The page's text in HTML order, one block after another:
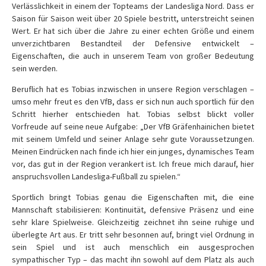
Verlässlichkeit in einem der Topteams der Landesliga Nord. Dass er
Saison für Saison weit über 20 Spiele bestritt, unterstreicht seinen
Wert. Er hat sich über die Jahre zu einer echten Größe und einem
unverzichtbaren Bestandteil der Defensive entwickelt –
Eigenschaften, die auch in unserem Team von großer Bedeutung
sein werden.
Beruflich hat es Tobias inzwischen in unsere Region verschlagen –
umso mehr freut es den VfB, dass er sich nun auch sportlich für den
Schritt hierher entschieden hat. Tobias selbst blickt voller
Vorfreude auf seine neue Aufgabe: „Der VfB Gräfenhainichen bietet
mit seinem Umfeld und seiner Anlage sehr gute Voraussetzungen.
Meinen Eindrücken nach finde ich hier ein junges, dynamisches Team
vor, das gut in der Region verankert ist. Ich freue mich darauf, hier
anspruchsvollen Landesliga-Fußball zu spielen.“
Sportlich bringt Tobias genau die Eigenschaften mit, die eine
Mannschaft stabilisieren: Kontinuität, defensive Präsenz und eine
sehr klare Spielweise. Gleichzeitig zeichnet ihn seine ruhige und
überlegte Art aus. Er tritt sehr besonnen auf, bringt viel Ordnung in
sein Spiel und ist auch menschlich ein ausgesprochen
sympathischer Typ – das macht ihn sowohl auf dem Platz als auch